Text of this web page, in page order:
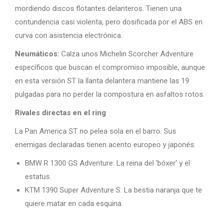
mordiendo discos flotantes delanteros. Tienen una
contundencia casi violenta, pero dosificada por el ABS en
curva con asistencia electrónica.
Neumáticos: Calza unos Michelin Scorcher Adventure
específicos que buscan el compromiso imposible, aunque
en esta versión ST la llanta delantera mantiene las 19
pulgadas para no perder la compostura en asfaltos rotos.
Rivales directas en el ring
La Pan America ST no pelea sola en el barro. Sus
enemigas declaradas tienen acento europeo y japonés:
BMW R 1300 GS Adventure: La reina del ‘bóxer’ y el
estatus.
KTM 1390 Super Adventure S: La bestia naranja que te
quiere matar en cada esquina.